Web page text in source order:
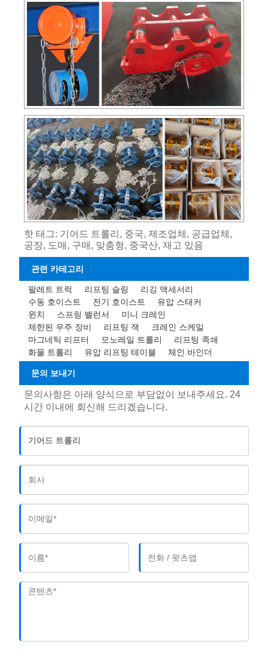
핫 태그: 기어드 트롤리, 중국, 제조업체, 공급업체,
공장, 도매, 구매, 맞춤형, 중국산, 재고 있음
관련 카테고리
팔레트 트럭 리프팅 슬링
리깅 액세서리
수동 호이스트
전기 호이스트
유압 스태커
윈치
스프링 밸런서
미니 크레인
제한된 우주 장비
리프팅 잭
크레인 스케일
마그네틱 리프터
모노레일 트롤리
리프팅 족쇄
화물 트롤리
유압 리프팅 테이블 체인 바인더
문의 보내기
문의사항은 아래 양식으로 부담없이 보내주세요. 24
시간 이내에 회신해 드리겠습니다.